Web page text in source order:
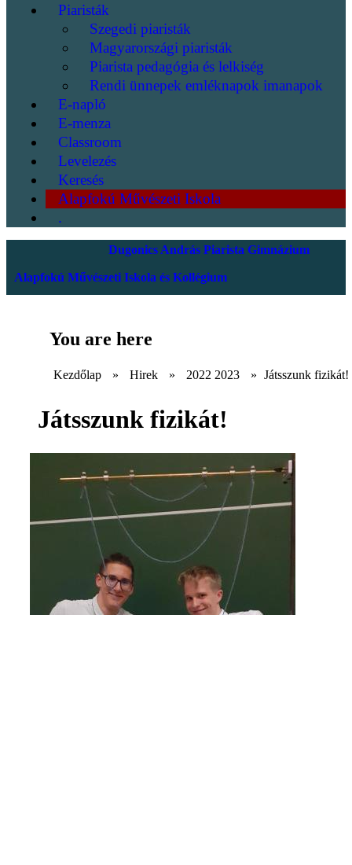
Piaristák
Szegedi piaristák
Magyarországi piaristák
Piarista pedagógia és lelkiség
Rendi ünnepek emléknapok imanapok
E-napló
E-menza
Classroom
Levelezés
Keresés
Alapfokú Művészeti Iskola
.
Dugonics András Piarista Gimnázium
Alapfokú Művészeti Iskola és Kollégium
You are here
Kezdőlap » Hirek » 2022 2023 » Játsszunk fizikát!
Játsszunk fizikát!